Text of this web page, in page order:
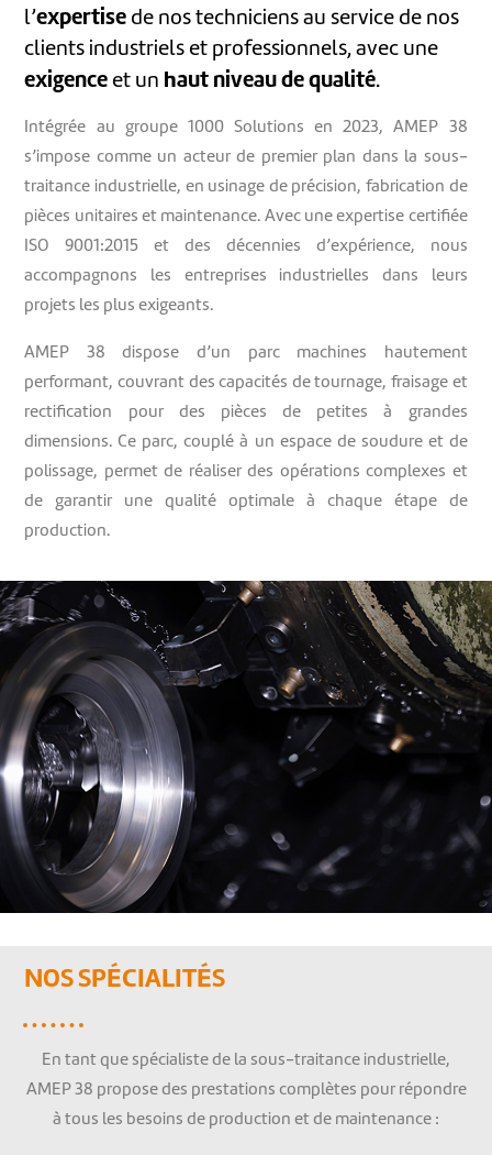
l’expertise de nos techniciens au service de nos
clients industriels et professionnels, avec une
exigence et un haut niveau de qualité.
Intégrée au groupe 1000 Solutions en 2023, AMEP 38
s’impose comme un acteur de premier plan dans la sous-
traitance industrielle, en usinage de précision, fabrication de
pièces unitaires et maintenance. Avec une expertise certifiée
ISO 9001:2015 et des décennies d’expérience, nous
accompagnons les entreprises industrielles dans leurs
projets les plus exigeants.
AMEP 38 dispose d’un parc machines hautement
performant, couvrant des capacités de tournage, fraisage et
rectification pour des pièces de petites à grandes
dimensions. Ce parc, couplé à un espace de soudure et de
polissage, permet de réaliser des opérations complexes et
de garantir une qualité optimale à chaque étape de
production.
NOS SPÉCIALITÉS
En tant que spécialiste de la sous-traitance industrielle,
AMEP 38 propose des prestations complètes pour répondre
à tous les besoins de production et de maintenance :